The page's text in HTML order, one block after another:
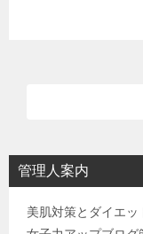
管理人案内
美肌対策とダイエッ